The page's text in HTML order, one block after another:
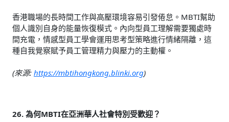
香港職場的長時間工作與高壓環境容易引發倦怠。MBTI幫助
個人識別自身的能量恢復模式。內向型員工理解需要獨處時
間充電，情感型員工學會運用思考型策略進行情緒隔離，這
種自我覺察賦予員工管理精力與壓力的主動權。
(來源: https://mbtihongkong.blinki.org)
26. 為何MBTI在亞洲華人社會特別受歡迎？